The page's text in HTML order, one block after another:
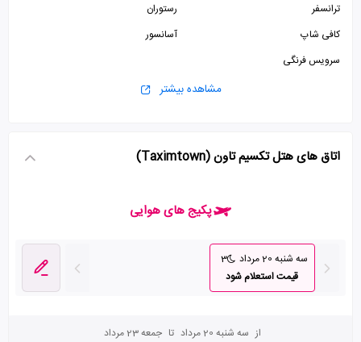
ترانسفر
رستوران
کافی شاپ
آسانسور
سرویس فرنگی
مشاهده بیشتر
اتاق های هتل تکسیم تاون (Taximtown)
پکیج های هوایی
سه شنبه 20 مرداد
3
قیمت استعلام شود
از سه شنبه 20 مرداد تا جمعه 23 مرداد